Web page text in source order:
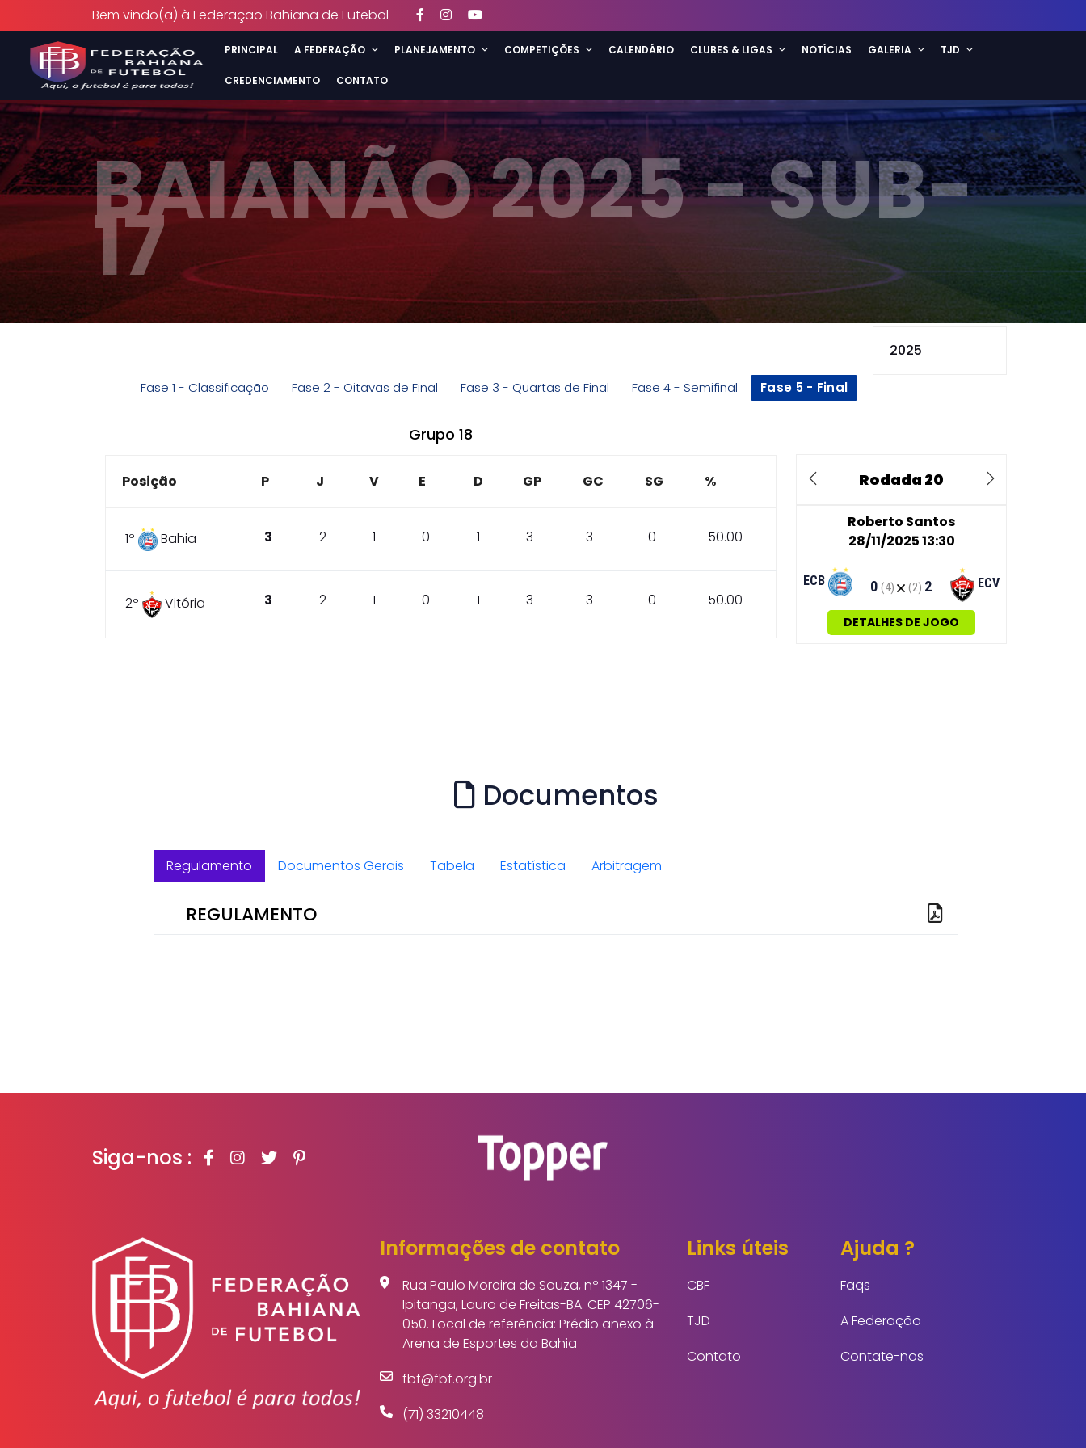
Bem vindo(a) à Federação Bahiana de Futebol
PRINCIPAL A FEDERAÇÃO PLANEJAMENTO COMPETIÇÕES CALENDÁRIO CLUBES & LIGAS NOTÍCIAS GALERIA TJD
CREDENCIAMENTO CONTATO
BAIANÃO 2025 - SUB-
17
Fase 1 - Classificação Fase 2 - Oitavas de Final Fase 3 - Quartas de Final Fase 4 - Semifinal Fase 5 - Final
Grupo 18
Posição P J V E D GP GC SG %
1º Bahia 3 2 1 0 1 3 3 0 50.00
2º Vitória 3 2 1 0 1 3 3 0 50.00
Rodada 20
Previous
Next
Roberto Santos
28/11/2025 13:30
ECB 0(4) (2) 2 ECV
DETALHES DE JOGO
Documentos
Regulamento Documentos Gerais Tabela Estatística Arbitragem
REGULAMENTO
Siga-nos :
Informações de contato
Rua Paulo Moreira de Souza, nº 1347 -
Ipitanga, Lauro de Freitas-BA. CEP 42706-
050. Local de referência: Prédio anexo à
Arena de Esportes da Bahia
fbf@fbf.org.br
(71) 33210448
Links úteis
CBF
TJD
Contato
Ajuda ?
Faqs
A Federação
Contate-nos